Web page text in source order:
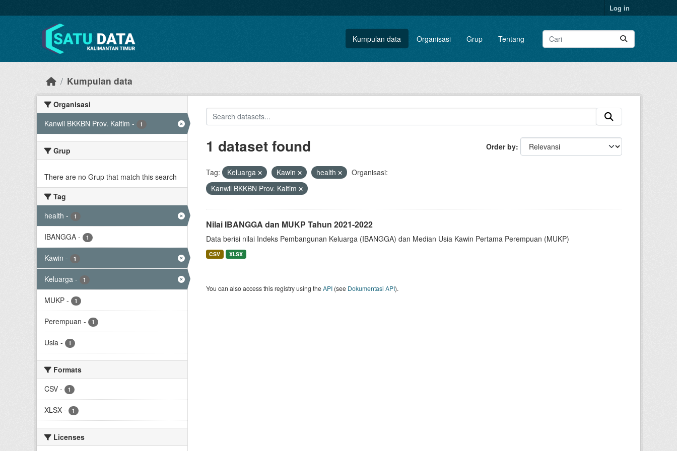
Log in
Kumpulan data Organisasi Grup Tentang
Kumpulan data
Organisasi
Kanwil BKKBN Prov. Kaltim - 1
Grup
There are no Grup that match this search
Tag
health - 1
IBANGGA - 1
Kawin - 1
Keluarga - 1
MUKP - 1
Perempuan - 1
Usia - 1
Formats
CSV - 1
XLSX - 1
Licenses
Order by
1 dataset found
Tag: Keluarga Kawin health
Organisasi:
Kanwil BKKBN Prov. Kaltim
Nilai IBANGGA dan MUKP Tahun 2021-2022
Data berisi nilai Indeks Pembangunan Keluarga (IBANGGA) dan Median Usia Kawin Pertama Perempuan (MUKP)
CSV XLSX
You can also access this registry using theAPI(see Dokumentasi API).